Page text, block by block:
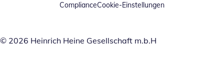
ComplianceCookie-Einstellungen
© 2026 Heinrich Heine Gesellschaft m.b.H